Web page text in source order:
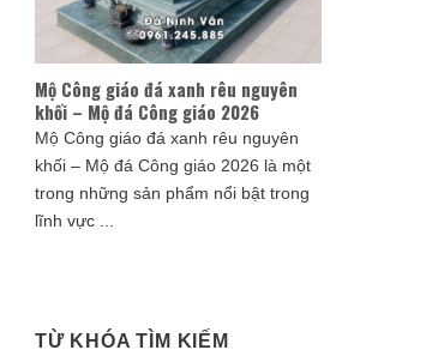
Mộ Công giáo đá xanh rêu nguyên
khối – Mộ đá Công giáo 2026
Mộ Công giáo đá xanh rêu nguyên
khối – Mộ đá Công giáo 2026 là một
trong những sản phẩm nổi bật trong
lĩnh vực ...
TỪ KHÓA TÌM KIẾM